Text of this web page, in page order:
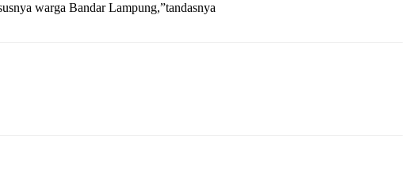
warga Bandar Lampung,”tandasnya